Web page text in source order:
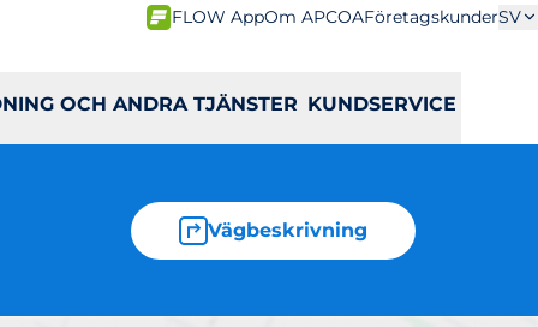
FLOW AppOm APCOAFöretagskunderSV
OCH ANDRA TJÄNSTER KUNDSERVICE
Vägbeskrivning